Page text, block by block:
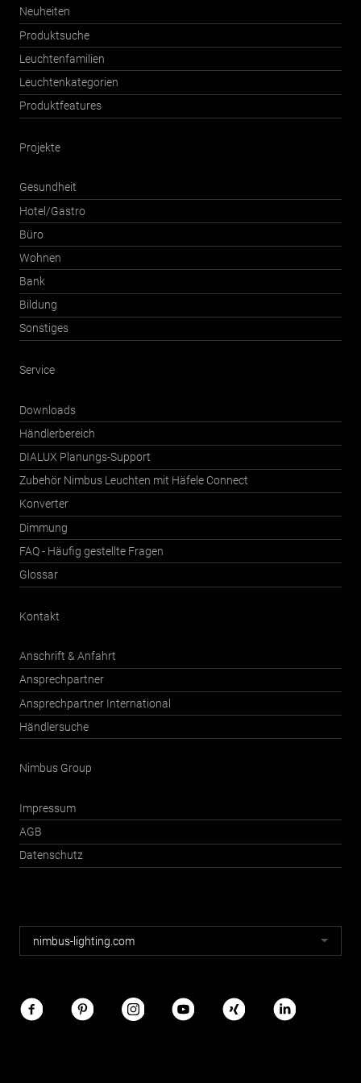
Neuheiten
Produktsuche
Leuchtenfamilien
Leuchtenkategorien
Produktfeatures
Projekte
Gesundheit
Hotel/Gastro
Büro
Wohnen
Bank
Bildung
Sonstiges
Service
Downloads
Händlerbereich
DIALUX Planungs-Support
Zubehör Nimbus Leuchten mit Häfele Connect
Konverter
Dimmung
FAQ - Häufig gestellte Fragen
Glossar
Kontakt
Anschrift & Anfahrt
Ansprechpartner
Ansprechpartner International
Händlersuche
Nimbus Group
Impressum
AGB
Datenschutz
Nimbus
Webseiten
nimbus-lighting.com
Nimbus
im